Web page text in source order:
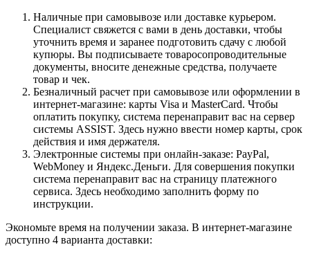
Наличные при самовывозе или доставке курьером.
Специалист свяжется с вами в день доставки, чтобы
уточнить время и заранее подготовить сдачу с любой
купюры. Вы подписываете товаросопроводительные
документы, вносите денежные средства, получаете
товар и чек.
Безналичный расчет при самовывозе или оформлении в
интернет-магазине: карты Visa и MasterCard. Чтобы
оплатить покупку, система перенаправит вас на сервер
системы ASSIST. Здесь нужно ввести номер карты, срок
действия и имя держателя.
Электронные системы при онлайн-заказе: PayPal,
WebMoney и Яндекс.Деньги. Для совершения покупки
система перенаправит вас на страницу платежного
сервиса. Здесь необходимо заполнить форму по
инструкции.
Экономьте время на получении заказа. В интернет-магазине
доступно 4 варианта доставки: